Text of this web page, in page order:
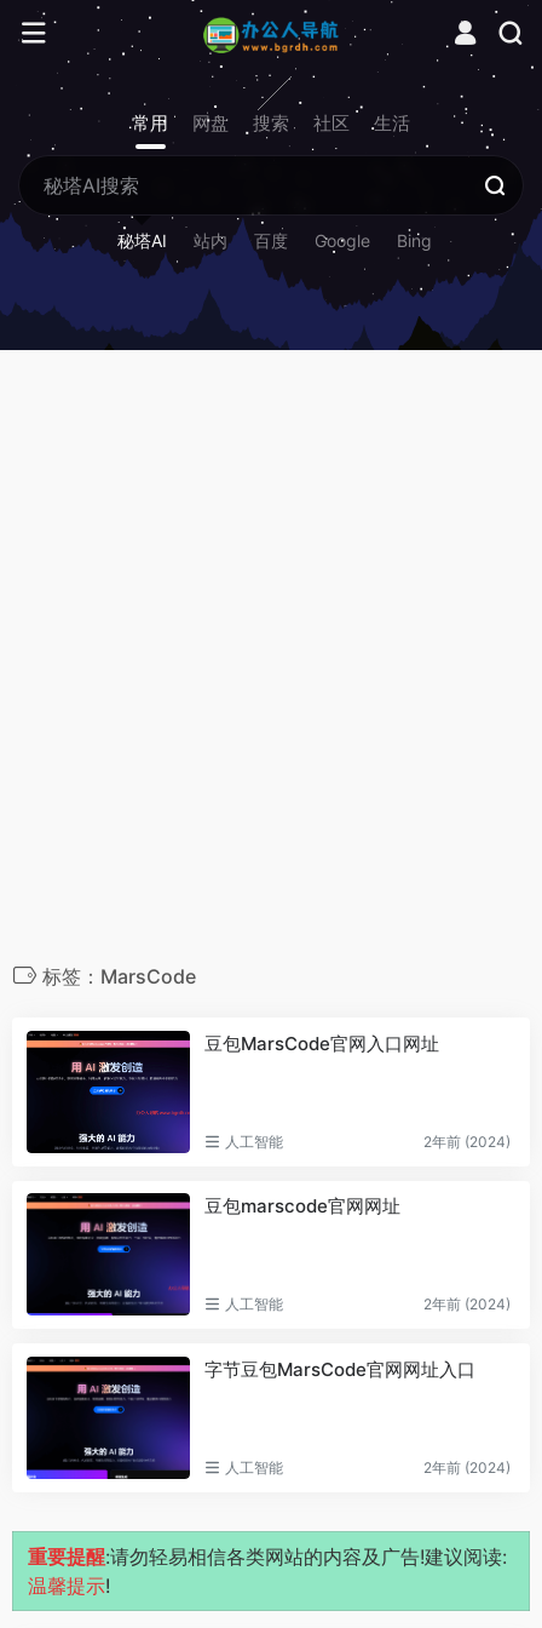
常用 网盘 搜索 社区 生活
秘塔AI 站内 百度 Google Bing
标签：MarsCode
豆包MarsCode官网入口网址
人工智能 2年前 (2024)
豆包marscode官网网址
人工智能 2年前 (2024)
字节豆包MarsCode官网网址入口
人工智能 2年前 (2024)
重要提醒:请勿轻易相信各类网站的内容及广告!建议阅读:
温馨提示!